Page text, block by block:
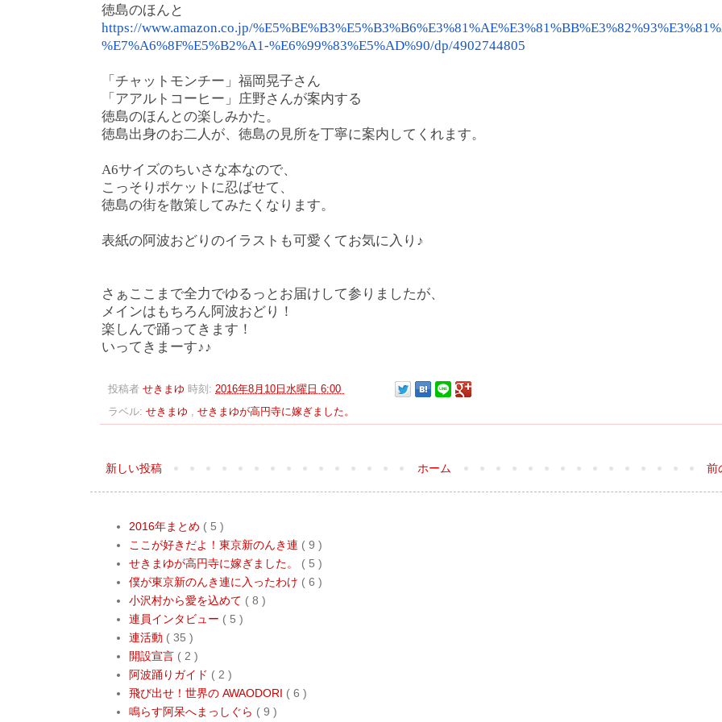
徳島のほんと
https://www.amazon.co.jp/%E5%BE%B3%E5%B3%B6%E3%81%AE%E3%81%
%E7%A6%8F%E5%B2%A1-%E6%99%83%E5%AD%90/dp/4902744805
「チャットモンチー」福岡晃子さん
「アアルトコーヒー」庄野さんが案内する
徳島のほんとの楽しみかた。
徳島出身のお二人が、徳島の見所を丁寧に案内してくれます。
A6サイズのちいさな本なので、
こっそりポケットに忍ばせて、
徳島の街を散策してみたくなります。
表紙の阿波おどりのイラストも可愛くてお気に入り♪
さぁここまで全力でゆるっとお届けして参りましたが、
メインはもちろん阿波おどり！
楽しんで踊ってきます！
いってきまーす♪♪
投稿者 せきまゆ 時刻: 2016年8月10日水曜日 6:00
ラベル: せきまゆ , せきまゆが高円寺に嫁ぎました。
新しい投稿 前
ホーム
2016年まとめ ( 5 )
ここが好きだよ！東京新のんき連 ( 9 )
せきまゆが高円寺に嫁ぎました。 ( 5 )
僕が東京新のんき連に入ったわけ ( 6 )
小沢村から愛を込めて ( 8 )
連員インタビュー ( 5 )
連活動 ( 35 )
開設宣言 ( 2 )
阿波踊りガイド ( 2 )
飛び出せ！世界の AWAODORI ( 6 )
鳴らす阿呆へまっしぐら ( 9 )